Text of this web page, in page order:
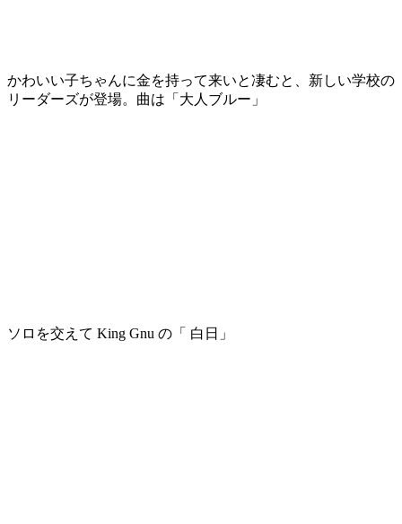
かわいい子ちゃんに金を持って来いと凄むと、新しい学校の
リーダーズが登場。曲は「大人ブルー」
ソロを交えて King Gnu の「 白日」